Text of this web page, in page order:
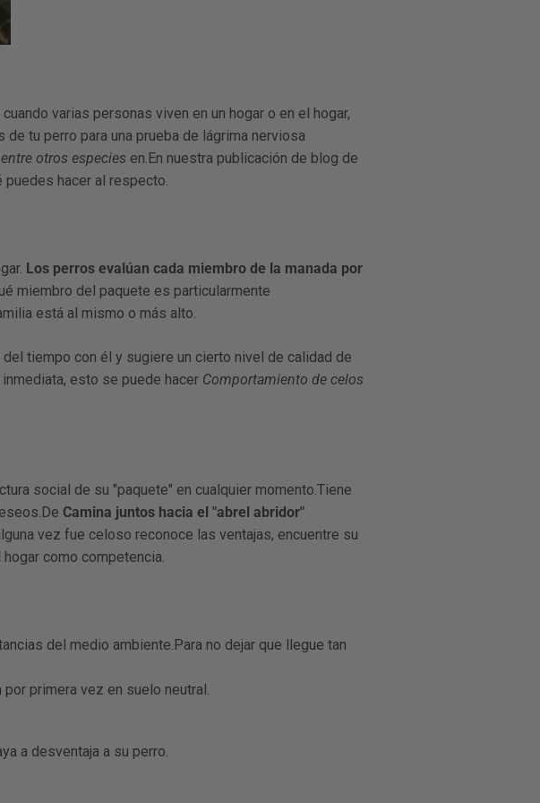
varias personas viven en un hogar o en el hogar,
tu perro para una prueba de lágrima nerviosa
otros especies en.En nuestra publicación de blog de
hacer al respecto.
Los perros evalúan cada miembro de la manada por
miembro del paquete es particularmente
está al mismo o más alto.
tiempo con él y sugiere un cierto nivel de calidad de
esto se puede hacer Comportamiento de celos
social de su "paquete" en cualquier momento.Tiene
Camina juntos hacia el "abrel abridor"
vez fue celoso reconoce las ventajas, encuentre su
como competencia.
del medio ambiente.Para no dejar que llegue tan
primera vez en suelo neutral.
a desventaja a su perro.